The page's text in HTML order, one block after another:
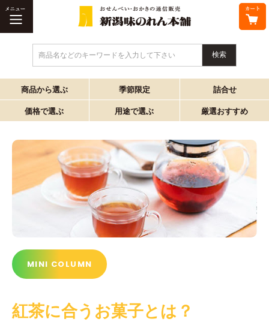
商品名などのキーワードを入力して下さい
商品から選ぶ 季節限定 詰合せ
価格で選ぶ 用途で選ぶ 厳選おすすめ
MINI COLUMN
紅茶に合うお菓子とは？